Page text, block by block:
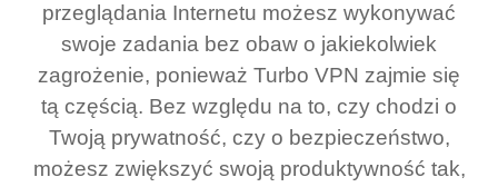
przeglądania Internetu możesz wykonywać
swoje zadania bez obaw o jakiekolwiek
zagrożenie, ponieważ Turbo VPN zajmie się
tą częścią. Bez względu na to, czy chodzi o
Twoją prywatność, czy o bezpieczeństwo,
możesz zwiększyć swoją produktywność tak,